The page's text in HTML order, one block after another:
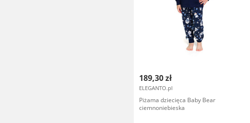
189,30 zł
ELEGANTO.pl
Piżama dziecięca Baby Bear
ciemnoniebieska